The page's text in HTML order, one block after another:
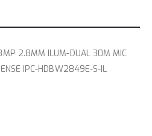
2.8MM ILUM-DUAL 30M MIC
IPC-HDBW2849E-S-IL